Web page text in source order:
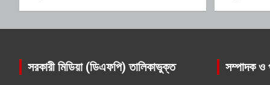
সরকারী মিডিয়া (ডিএফপি) তালিকাভুক্ত সম্পাদক ও